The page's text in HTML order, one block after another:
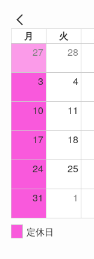
月 火
27 28
3
4
10 11
17
18
24
25
31
1
定休日